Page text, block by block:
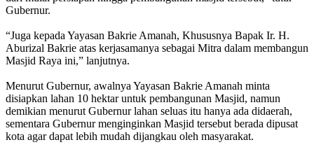
Gubernur.
“Juga kepada Yayasan Bakrie Amanah, Khususnya Bapak Ir. H.
Aburizal Bakrie atas kerjasamanya sebagai Mitra dalam membangun
Masjid Raya ini,” lanjutnya.
Menurut Gubernur, awalnya Yayasan Bakrie Amanah minta
disiapkan lahan 10 hektar untuk pembangunan Masjid, namun
demikian menurut Gubernur lahan seluas itu hanya ada didaerah,
sementara Gubernur menginginkan Masjid tersebut berada dipusat
kota agar dapat lebih mudah dijangkau oleh masyarakat.